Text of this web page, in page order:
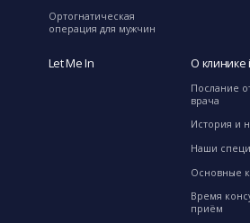
Ортогнатическая
операция для мужчин
Let Me In О клинике
Послание
врача
История и
Наши
Основные
Время
приём